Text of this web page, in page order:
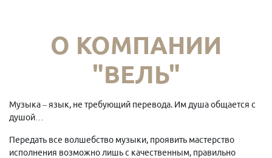
О КОМПАНИИ
"ВЕЛЬ"
Музыка – язык, не требующий перевода. Им душа общается с
душой…
Передать все волшебство музыки, проявить мастерство
исполнения возможно лишь с качественным, правильно